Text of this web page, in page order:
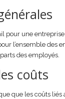
pour une
l’ensemble des
des employés.
coûts
que les coûts